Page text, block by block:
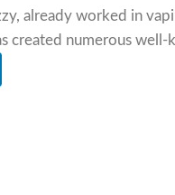
already worked in
created numerous well-